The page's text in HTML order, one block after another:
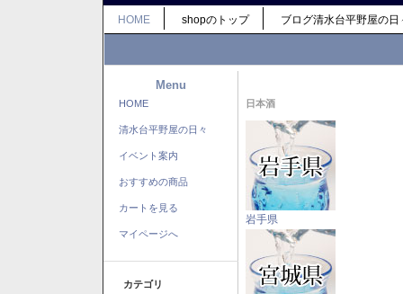
HOME shopのトップ ブログ清水台平野屋の日
Menu
HOME
清水台平野屋の日々
イベント案内
おすすめの商品
カートを見る
マイページへ
カテゴリ
日本酒
岩手県